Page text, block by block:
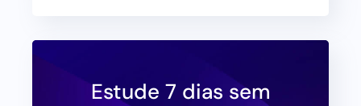
Estude 7 dias sem